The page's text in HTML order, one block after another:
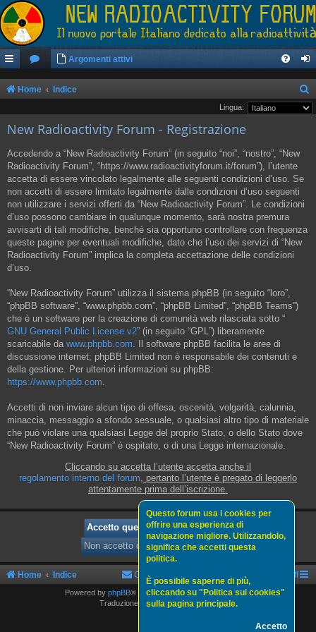
Argomenti attivi
Home Indice
Lingua:
New Radioactivity Forum - Registrazione
Accedendo a “New Radioactivity Forum” (in seguito “noi”, “nostro”, “New
Radioactivity Forum”, “https://www.radioactivityforum.it/forum”), l’utente
accetta di essere vincolato legalmente alle seguenti condizioni d’uso. Se
non accetti di essere limitato legalmente dalle condizioni d’uso seguenti
non utilizzare i servizi offerti da “New Radioactivity Forum”. Le condizioni
d’uso possono cambiare in qualunque momento, sarà nostra premura
avvisarti di tali modifiche, benché sia opportuno controllare con frequenza
queste pagine per eventuali modifiche, dato che l’uso dei servizi di “New
Radioactivity Forum” implica la completa accettazione delle condizioni
d’uso.
“New Radioactivity Forum” utilizza il sistema phpBB (in seguito “loro”,
“phpBB software”, “www.phpbb.com”, “phpBB Limited”, “phpBB Teams”)
che è un software per la creazione di comunità web rilasciata sotto “
GNU General Public License v2” (in seguito “GPL”) liberamente
scaricabile da www.phpbb.com. Il software phpBB facilita le aree di
discussione internet; phpBB Limited non è responsabile dei contenuti e
della gestione. Per ulteriori informazioni su phpBB:
https://www.phpbb.com.
Accetti di non inviare alcun tipo di offesa, oscenità, volgarità, calunnia,
minaccia, messaggio a sfondo sessuale, o qualsiasi altro tipo di materiale
che può violare una qualsiasi Legge del proprio Stato, o dello Stato dove
“New Radioactivity Forum” è ospitato, o di una Legge internazionale.
Cliccando su accetta l’utente accetta anche il
regolamento interno del forum, pertanto l’utente è pregato di leggerlo
attentamente prima dell’iscrizione.
Questo forum usa i cookies per
offrire una esperienza di
navigazione migliore. Utilizzandolo,
significa che accetti questa
politica.
È possibile saperne di più,
cliccando su "Politica sui cookies"
sulla pagina principale.
Accetto
Home Indice Staff
Politica sui cookies
Contattaci
Powered by phpBB® Forum Software © phpBB Limited
Traduzione Italiana phpBBItalia.net